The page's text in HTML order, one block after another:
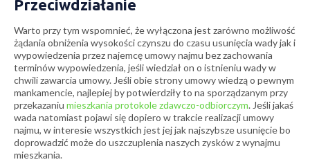
Przeciwdziałanie
Warto przy tym wspomnieć, że wyłączona jest zarówno możliwość
żądania obniżenia wysokości czynszu do czasu usunięcia wady jak i
wypowiedzenia przez najemcę umowy najmu bez zachowania
terminów wypowiedzenia, jeśli wiedział on o istnieniu wady w
chwili zawarcia umowy. Jeśli obie strony umowy wiedzą o pewnym
mankamencie, najlepiej by potwierdziły to na sporządzanym przy
przekazaniu mieszkania protokole zdawczo-odbiorczym. Jeśli jakaś
wada natomiast pojawi się dopiero w trakcie realizacji umowy
najmu, w interesie wszystkich jest jej jak najszybsze usunięcie bo
doprowadzić może do uszczuplenia naszych zysków z wynajmu
mieszkania.